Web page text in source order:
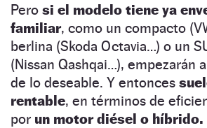
Pero si el modelo tiene ya
familiar, como un compacto
berlina (Skoda Octavia…) o un
(Nissan Qashqai…), empezarán
de lo deseable. Y entonces
rentable, en términos de
por un motor diésel o híbrido.